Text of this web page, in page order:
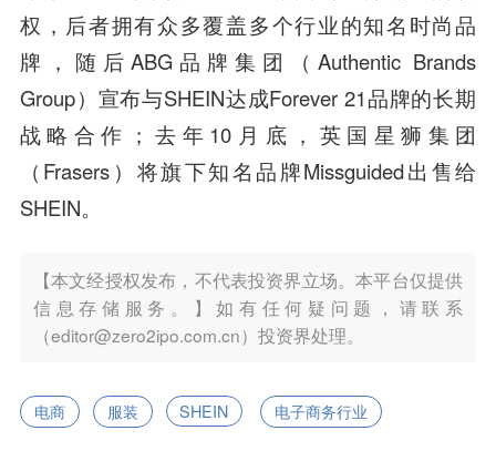
权，后者拥有众多覆盖多个行业的知名时尚品
牌，随后ABG品牌集团（Authentic Brands
Group）宣布与SHEIN达成Forever 21品牌的长期
战略合作；去年10月底，英国星狮集团
（Frasers）将旗下知名品牌Missguided出售给
SHEIN。
【本文经授权发布，不代表投资界立场。本平台仅提供
信息存储服务。】如有任何疑问题，请联系
（editor@zero2ipo.com.cn）投资界处理。
电商 服装 SHEIN 电子商务行业